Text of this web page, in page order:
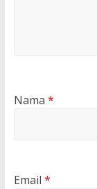
Nama *
Email *